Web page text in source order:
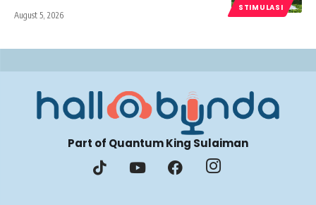
STIMULASI
August 5, 2026
Part of Quantum King Sulaiman